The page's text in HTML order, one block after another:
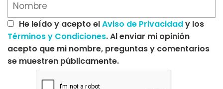
He leído y acepto elAviso de Privacidady los
Términos y Condiciones. Al enviar mi opinión
acepto que mi nombre, preguntas y comentarios
se muestren públicamente.